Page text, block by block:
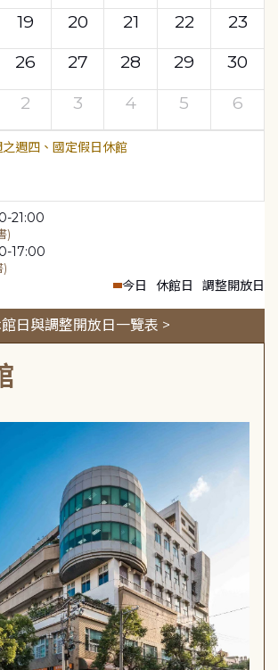
19 20 21 22
23
26 27 28 29
30
2 3 4 5 6
週四、國定假日休館
21:00
)
17:00
)
今日 休館日 調整開放日
日與調整開放日一覽表 >